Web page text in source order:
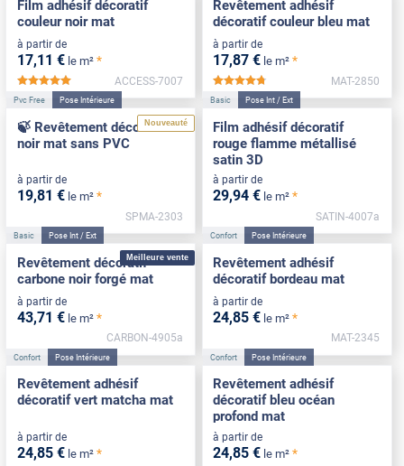
Film adhésif décoratif
couleur noir mat
à partir de
17,11 € le m² *
*****
ACCESS-7007
Revêtement adhésif
décoratif couleur bleu mat
à partir de
17,87 € le m² *
*****
MAT-2850
Nouveauté
Pvc Free Pose Intérieure
🍃 Revêtement décoratif
noir mat sans PVC
à partir de
19,81 € le m² *
SPMA-2303
Basic Pose Int / Ext
Film adhésif décoratif
rouge flamme métallisé
satin 3D
à partir de
29,94 € le m² *
SATIN-4007a
Meilleure vente
Basic Pose Int / Ext
Revêtement décoratif
carbone noir forgé mat
à partir de
43,71 € le m² *
CARBON-4905a
Confort Pose Intérieure
Revêtement adhésif
décoratif bordeau mat
à partir de
24,85 € le m² *
MAT-2345
Confort Pose Intérieure
Revêtement adhésif
décoratif vert matcha mat
à partir de
24,85 € le m² *
Confort Pose Intérieure
Revêtement adhésif
décoratif bleu océan
profond mat
à partir de
24,85 € le m² *